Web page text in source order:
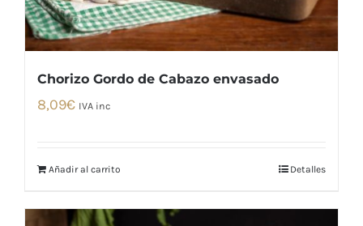
Chorizo Gordo de Cabazo envasado
8,09€ IVA inc
Añadir al carrito Detalles